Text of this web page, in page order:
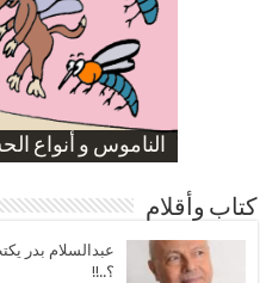
الناموس و أنواع
الموظفين بعد
ارتفاع نسبة
صورة كاركاتيرية
صورة كاركاتيرية
كتاب وأقلام
عبدالسلام بدر
؟..!!